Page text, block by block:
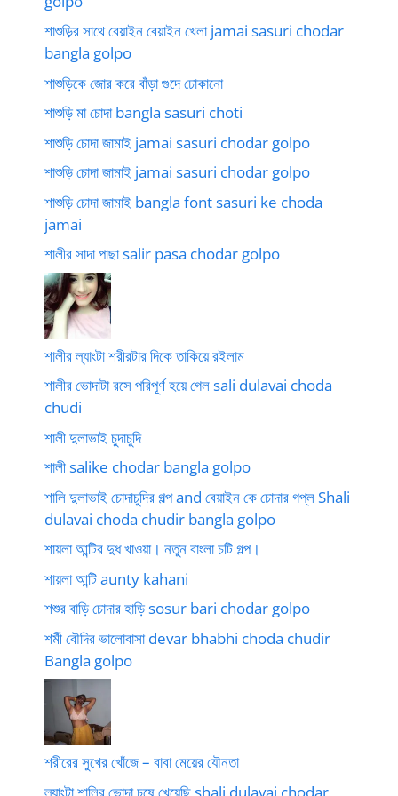
শাশুড়ির সাথে বেয়াইন বেয়াইন খেলা jamai sasuri chodar
bangla golpo
শাশুড়িকে জোর করে বাঁড়া গুদে ঢোকানো
শাশুড়ি মা চোদা bangla sasuri choti
শাশুড়ি চোদা জামাই jamai sasuri chodar golpo
শাশুড়ি চোদা জামাই jamai sasuri chodar golpo
শাশুড়ি চোদা জামাই bangla font sasuri ke choda
jamai
শালীর সাদা পাছা salir pasa chodar golpo
শালীর ল্যাংটা শরীরটার দিকে তাকিয়ে রইলাম
শালীর ভোদাটা রসে পরিপূর্ণ হয়ে গেল sali dulavai choda
chudi
শালী দুলাভাই চুদাচুদি
শালী salike chodar bangla golpo
শালি দুলাভাই চোদাচুদির গল্প and বেয়াইন কে চোদার গপ্ল Shali
dulavai choda chudir bangla golpo
শায়লা আন্টির দুধ খাওয়া। নতুন বাংলা চটি গল্প।
শায়লা আন্টি aunty kahani
শশুর বাড়ি চোদার হাড়ি sosur bari chodar golpo
শর্মী বৌদির ভালোবাসা devar bhabhi choda chudir
Bangla golpo
শরীরের সুখের খোঁজে – বাবা মেয়ের যৌনতা
ল্যাংটা শালির ভোদা চুষে খেয়েছি shali dulavai chodar